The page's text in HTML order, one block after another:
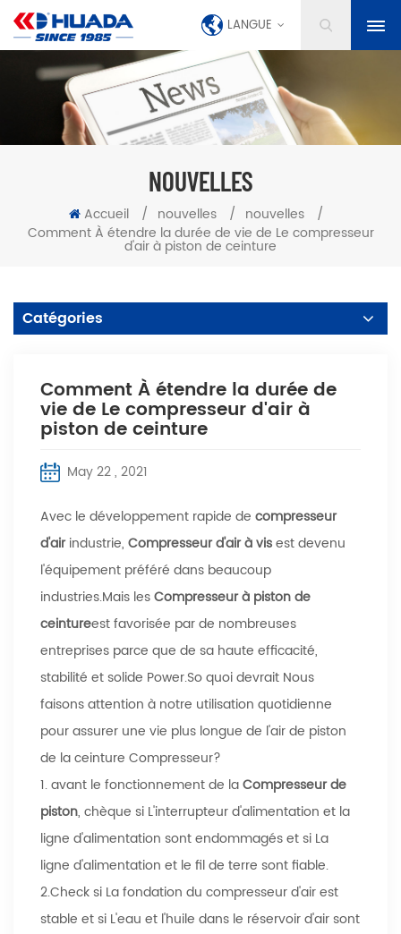
LANGUE
NOUVELLES
Accueil / nouvelles / nouvelles
/
Comment À étendre la durée de vie de Le compresseur
d'air à piston de ceinture
Catégories
Comment À étendre la durée de
vie de Le compresseur d'air à
piston de ceinture
May 22 , 2021
Avec le développement rapide de compresseur
d'airindustrie, Compresseur d'air à visest devenu
l'équipement préféré dans beaucoup
industries.Mais lesCompresseur à piston de
ceintureest favorisée par de nombreuses
entreprises parce que de sa haute efficacité,
stabilité et solide Power.So quoi devrait Nous
faisons attention à notre utilisation quotidienne
pour assurer une vie plus longue de l'air de piston
de la ceinture Compresseur?
1. avant le fonctionnement de laCompresseur de
piston, chèque si L'interrupteur d'alimentation et la
ligne d'alimentation sont endommagés et si La
ligne d'alimentation et le fil de terre sont fiable.
2.Check si La fondation du compresseur d'air est
stable et si L'eau et l'huile dans le réservoir d'air sont